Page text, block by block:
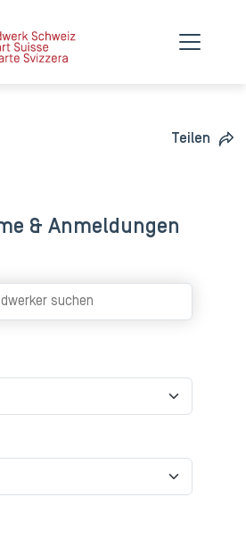
Teilen
Kunsthandwerks
& Anmeldungen